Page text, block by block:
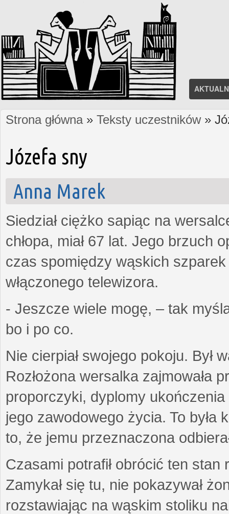
Jesteś tutaj
Strona główna» Teksty uczestników»
Józefa sny
Anna Marek
Siedział ciężko sapiąc na
chłopa, miał 67 lat. Jego brzuch
czas spomiędzy wąskich
włączonego telewizora.
- Jeszcze wiele mogę, – tak
bo i po co.
Nie cierpiał swojego pokoju. Był
Rozłożona wersalka zajmowała
proporczyki, dyplomy
jego zawodowego życia. To była
to, że jemu przeznaczona
Czasami potrafił obrócić ten
Zamykał się tu, nie pokazywał
rozstawiając na wąskim stoliku